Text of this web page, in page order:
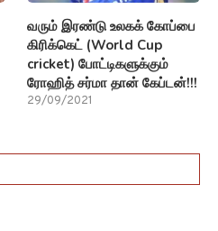
வரும் இரண்டு உலகக் கோப்பை
கிரிக்கெட் (World Cup
cricket) போட்டிகளுக்கும்
ரோஹித் சர்மா தான் கேப்டன்!!!
29/09/2021